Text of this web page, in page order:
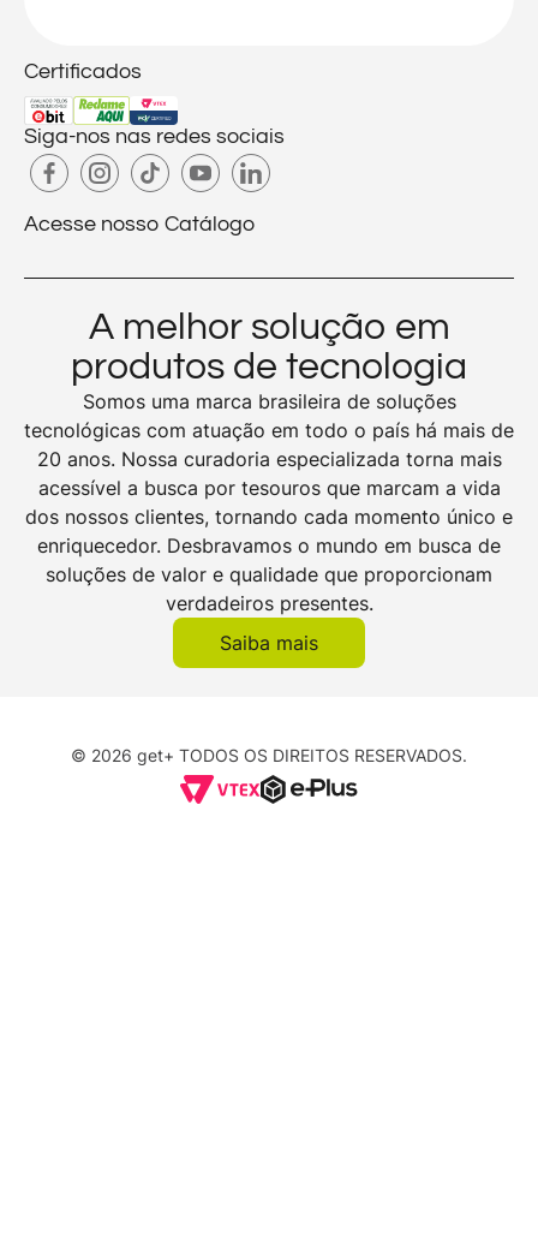
Certificados
Siga-nos nas redes sociais
Acesse nosso Catálogo
A melhor solução em
produtos de tecnologia
Somos uma marca brasileira de soluções
tecnológicas com atuação em todo o país há mais de
20 anos. Nossa curadoria especializada torna mais
acessível a busca por tesouros que marcam a vida
dos nossos clientes, tornando cada momento único e
enriquecedor. Desbravamos o mundo em busca de
soluções de valor e qualidade que proporcionam
verdadeiros presentes.
Saiba mais
© 2026 get+ TODOS OS DIREITOS RESERVADOS.